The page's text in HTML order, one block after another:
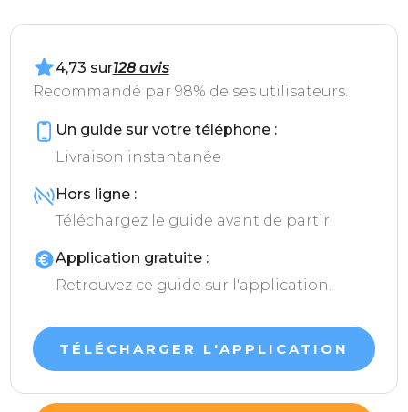
4,73 sur128 avis
Recommandé par 98% de ses utilisateurs.
Un guide sur votre téléphone :
Livraison instantanée
Hors ligne :
Téléchargez le guide avant de partir.
Application gratuite :
Retrouvez ce guide sur l'application.
TÉLÉCHARGER L'APPLICATION